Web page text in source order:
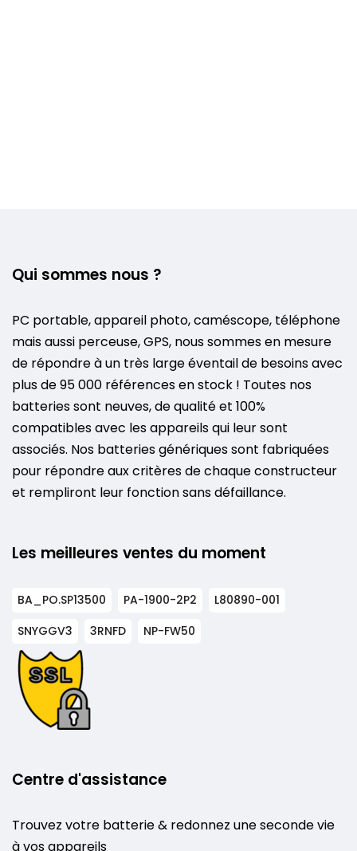
Qui sommes nous ?
PC portable, appareil photo, caméscope, téléphone
mais aussi perceuse, GPS, nous sommes en mesure
de répondre à un très large éventail de besoins avec
plus de 95 000 références en stock ! Toutes nos
batteries sont neuves, de qualité et 100%
compatibles avec les appareils qui leur sont
associés. Nos batteries génériques sont fabriquées
pour répondre aux critères de chaque constructeur
et rempliront leur fonction sans défaillance.
Les meilleures ventes du moment
BA_PO.SP13500 PA-1900-2P2
L80890-001
SNYGGV3
3RNFD NP-FW50
Centre d'assistance
Trouvez votre batterie & redonnez une seconde vie
à vos appareils